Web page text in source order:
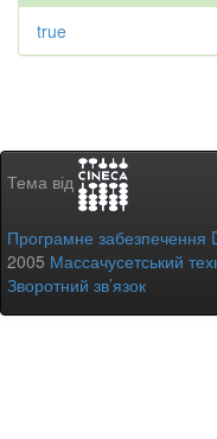
true
Тема від
Програмне забезпечення
2005 Массачусетський
Зворотний зв’язок